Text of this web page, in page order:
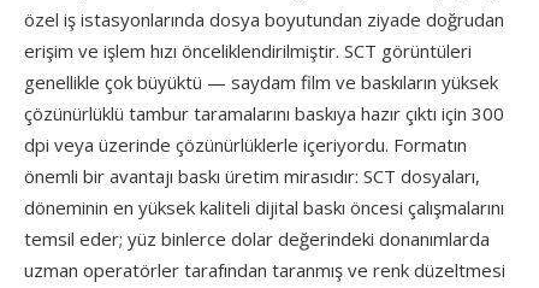
özel iş istasyonlarında dosya boyutundan ziyade doğrudan
erişim ve işlem hızı önceliklendirilmiştir. SCT görüntüleri
genellikle çok büyüktü — saydam film ve baskıların yüksek
çözünürlüklü tambur taramalarını baskıya hazır çıktı için 300
dpi veya üzerinde çözünürlüklerle içeriyordu. Formatın
önemli bir avantajı baskı üretim mirasıdır: SCT dosyaları,
döneminin en yüksek kaliteli dijital baskı öncesi çalışmalarını
temsil eder; yüz binlerce dolar değerindeki donanımlarda
uzman operatörler tarafından taranmış ve renk düzeltmesi